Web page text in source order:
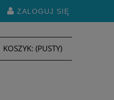
ZALOGUJ SIĘ
KOSZYK: (PUSTY)